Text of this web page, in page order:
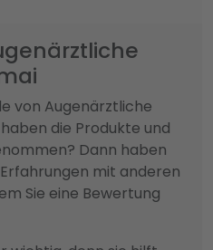
von Augenärztliche
die Produkte und
Dann haben
mit anderen
Sie eine Bewertung